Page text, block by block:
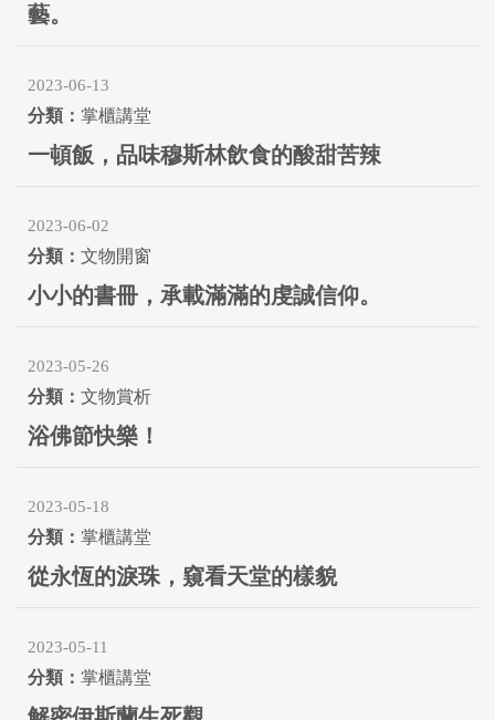
藝。
2023-06-13
掌櫃講堂
一頓飯，品味穆斯林飲食的酸甜苦辣
2023-06-02
文物開窗
小小的書冊，承載滿滿的虔誠信仰。
2023-05-26
文物賞析
浴佛節快樂！
2023-05-18
掌櫃講堂
從永恆的淚珠，窺看天堂的樣貌
2023-05-11
掌櫃講堂